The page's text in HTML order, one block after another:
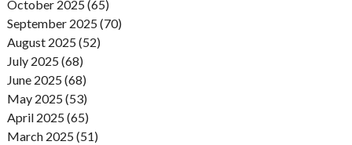
October 2025 (65)
September 2025 (70)
August 2025 (52)
July 2025 (68)
June 2025 (68)
May 2025 (53)
April 2025 (65)
March 2025 (51)